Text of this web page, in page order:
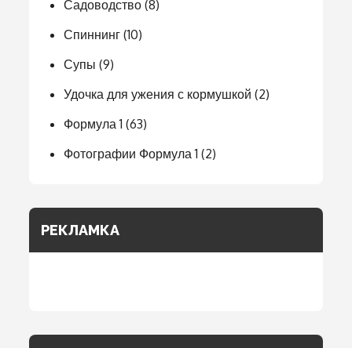
Садоводство (8)
Спиннинг (10)
Супы (9)
Удочка для ужения с кормушкой (2)
Формула 1 (63)
Фотографии Формула 1 (2)
РЕКЛАМКА